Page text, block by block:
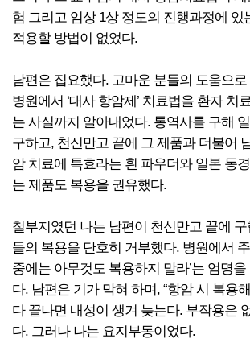
험 그리고 임상 1상 정도의 진행과정에 있
적용할 방법이 없었다.
남편은 집요했다. 고마운 분들의 도움으
병원에서 ‘대사 항암제’ 치료법을 환자 치
는 사실까지 알아내었다. 통역사를 구해
구하고, 천신만고 끝에 그 제품과 더불어
암 치료에 특효라는 흰 파우더와 일본 동
는 제품도 복용을 권유했다.
철부지였던 나는 남편이 천신만고 끝에
들의 복용을 단호히 거부했다. 병원에서
중에는 아무것도 복용하지 말라’는 엄명
다. 남편은 기가 막혀 하며, “항암 시 복용
다 끝나면 내성이 생겨 늦는다. 부작용은
다. 그러나 나는 요지부동이었다.